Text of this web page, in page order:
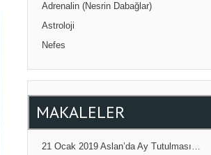
Adrenalin (Nesrin Dabağlar)
Astroloji
Nefes
MAKALELER
21 Ocak 2019 Aslan’da Ay Tutulması…